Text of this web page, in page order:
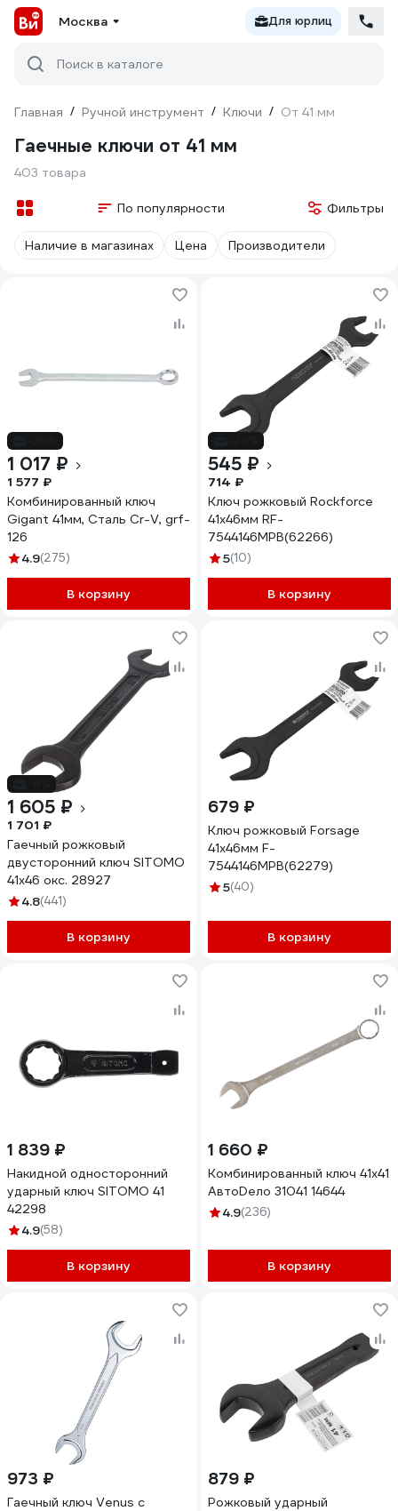
Москва Для юрлиц
Поиск в каталоге
Главная / Ручной инструмент / Ключи / От 41 мм
Гаечные ключи от 41 мм
403 товара
По популярности Фильтры
Наличие в магазинах Цена Производители
1 017 ₽
1 577 ₽
Комбинированный ключ
Gigant 41мм, Сталь Cr-V, grf-
126
4.9(275)
В корзину
545 ₽
714 ₽
Ключ рожковый Rockforce
41х46мм RF-
7544146MPB(62266)
5(10)
В корзину
1 605 ₽
1 701 ₽
Гаечный рожковый
двусторонний ключ SITOMO
41х46 окс. 28927
4.8(441)
В корзину
679 ₽
Ключ рожковый Forsage
41х46мм F-
7544146MPB(62279)
5(40)
В корзину
1 839 ₽
Накидной односторонний
ударный ключ SITOMO 41
42298
4.9(58)
В корзину
1 660 ₽
Комбинированный ключ 41х41
АвтоDело 31041 14644
4.9(236)
В корзину
973 ₽
Гаечный ключ Venus с
879 ₽
Рожковый ударный